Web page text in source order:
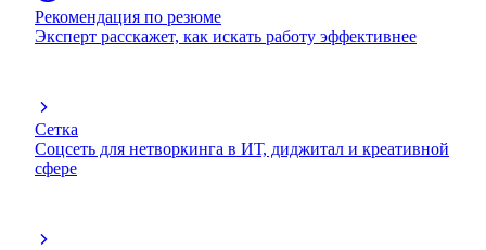
Рекомендация по резюме
Эксперт расскажет, как искать работу эффективнее
Сетка
Соцсеть для нетворкинга в ИТ, диджитал и креативной
сфере